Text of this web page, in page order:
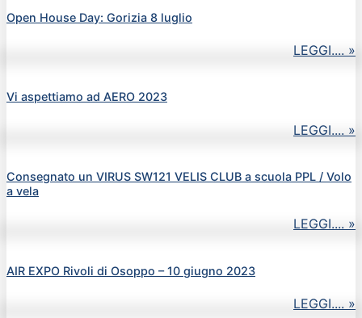
Open House Day: Gorizia 8 luglio
LEGGI.... »
Vi aspettiamo ad AERO 2023
LEGGI.... »
Consegnato un VIRUS SW121 VELIS CLUB a scuola PPL / Volo
a vela
LEGGI.... »
AIR EXPO Rivoli di Osoppo – 10 giugno 2023
LEGGI.... »